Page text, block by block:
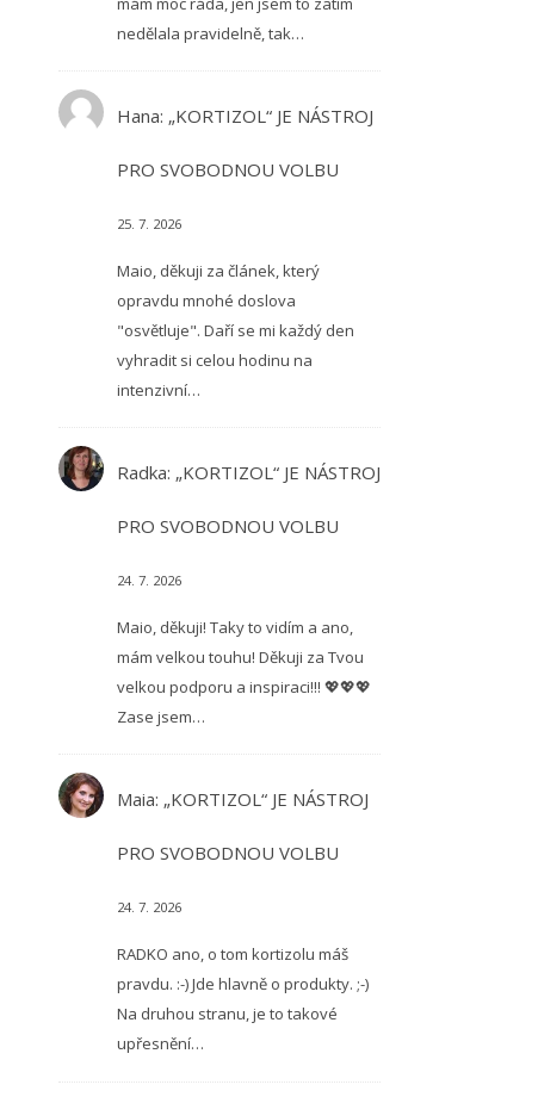
nedělala pravidelně, tak…
Hana: „KORTIZOL“ JE NÁSTROJ
PRO SVOBODNOU VOLBU
25. 7. 2026
Maio, děkuji za článek, který
opravdu mnohé doslova
"osvětluje". Daří se mi každý den
vyhradit si celou hodinu na
intenzivní…
Radka: „KORTIZOL“ JE NÁSTROJ
PRO SVOBODNOU VOLBU
24. 7. 2026
Maio, děkuji! Taky to vidím a ano,
mám velkou touhu! Děkuji za Tvou
velkou podporu a inspiraci!!! 💖💖💖
Zase jsem…
Maia: „KORTIZOL“ JE NÁSTROJ
PRO SVOBODNOU VOLBU
24. 7. 2026
RADKO ano, o tom kortizolu máš
pravdu. :-) Jde hlavně o produkty. ;-)
Na druhou stranu, je to takové
upřesnění…